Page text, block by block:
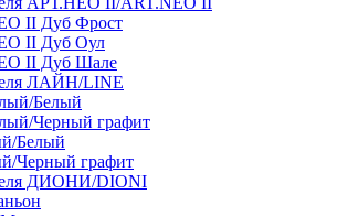
II Дуб Фрост
II Дуб Оул
II Дуб Шале
ЛАЙН/LINE
Белый
Черный графит
Белый
Черный графит
ДИОНИ/DIONI